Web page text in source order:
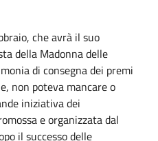
che avrà il suo
della Madonna delle
di consegna dei premi
non poteva mancare o
iniziativa dei
e organizzata dal
il successo delle